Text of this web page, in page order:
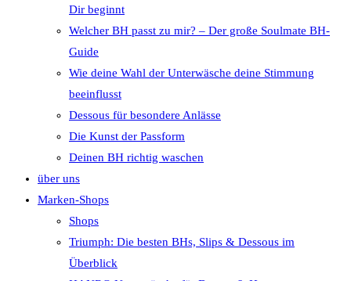
Dir beginnt
Welcher BH passt zu mir? – Der große Soulmate BH-
Guide
Wie deine Wahl der Unterwäsche deine Stimmung
beeinflusst
Dessous für besondere Anlässe
Die Kunst der Passform
Deinen BH richtig waschen
über uns
Marken-Shops
Shops
Triumph: Die besten BHs, Slips & Dessous im
Überblick